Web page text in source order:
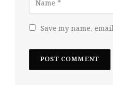
Save my name,